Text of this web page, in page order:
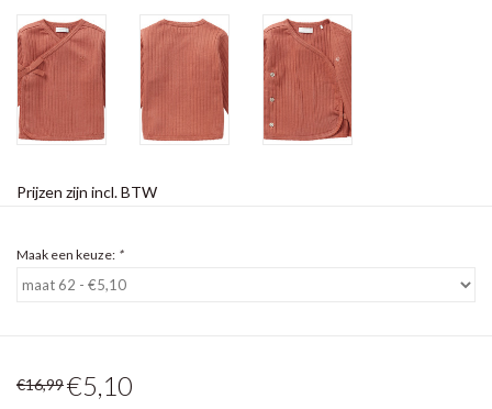
Prijzen zijn incl. BTW
Maak een keuze: *
€16,99€5,10